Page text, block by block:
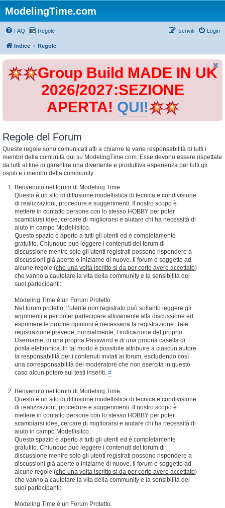
ModelingTime.com
FAQ Regole Login
Iscriviti
Indice Regole
Group Build MADE IN UK
2026/2027:SEZIONE
APERTA! QUI!
Regole del Forum
Queste regole sono comunicati atti a chiarire le varie responsabilità di tutti i
membri della comunità qui su ModelingTime.com. Esse devono essere rispettate
da tutti al fine di garantire una divertente e produttiva esperienza per tutti gli
ospiti e i membri della community.
Benvenuto nel forum di Modeling Time.
Questo è un sito di diffusione modellistica di tecnica e condivisione
di realizzazioni, procedure e suggerimenti. Il nostro scopo è
mettere in contatto persone con lo stesso HOBBY per poter
scambiarsi idee, cercare di migliorarsi e aiutare chi ha necessità di
aiuto in campo Modellisitco.
Questo spazio è aperto a tutti gli utenti ed è completamente
gratutito. Chiunque può leggere i contenuti del forum di
discussione mentre solo gli utenti registrati possono rispondere a
discussioni già aperte o iniziarne di nuove. Il forum è soggetto ad
alcune regole (che una volta iscritto si da per certo avere accettato)
che vanno a cautelare la vita della community e la sensibilità dei
suoi partecipanti:
Modeling Time è un Forum Protetto.
Nel forum protetto, l’utente non registrato può soltanto leggere gli
argomenti e per poter partecipare attivamente alla discussione ed
esprimere le proprie opinioni è necessaria la registrazione. Tale
registrazione prevede, normalmente, l’indicazione del proprio
Username, di una propria Password e di una propria casella di
posta elettronica. In tal modo è possibile attribuire a ciascun autore
la responsabilità per i contenuti inviati ai forum, escludendo così
una corresponsabilità del moderatore che non esercita in questo
caso alcun potere sui testi inseriti. #
Benvenuto nel forum di Modeling Time.
Questo è un sito di diffusione modellistica di tecnica e condivisione
di realizzazioni, procedure e suggerimenti. Il nostro scopo è
mettere in contatto persone con lo stesso HOBBY per poter
scambiarsi idee, cercare di migliorarsi e aiutare chi ha necessità di
aiuto in campo Modellisitco.
Questo spazio è aperto a tutti gli utenti ed è completamente
gratutito. Chiunque può leggere i contenuti del forum di
discussione mentre solo gli utenti registrati possono rispondere a
discussioni già aperte o iniziarne di nuove. Il forum è soggetto ad
alcune regole (che una volta iscritto si da per certo avere accettato)
che vanno a cautelare la vita della community e la sensibilità dei
suoi partecipanti:
Modeling Time è un Forum Protetto.